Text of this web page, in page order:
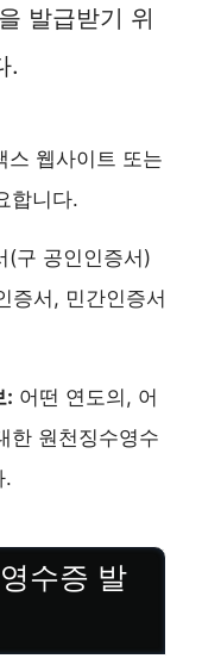
발급받기 위
.
스 웹사이트 또는
합니다.
(구 공인인증서)
증서, 민간인증서
: 어떤 연도의, 어
한 원천징수영수
.
수증 발